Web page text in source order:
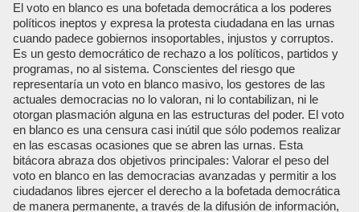
El voto en blanco es una bofetada democrática a los poderes
políticos ineptos y expresa la protesta ciudadana en las urnas
cuando padece gobiernos insoportables, injustos y corruptos.
Es un gesto democrático de rechazo a los políticos, partidos y
programas, no al sistema. Conscientes del riesgo que
representaría un voto en blanco masivo, los gestores de las
actuales democracias no lo valoran, ni lo contabilizan, ni le
otorgan plasmación alguna en las estructuras del poder. El voto
en blanco es una censura casi inútil que sólo podemos realizar
en las escasas ocasiones que se abren las urnas. Esta
bitácora abraza dos objetivos principales: Valorar el peso del
voto en blanco en las democracias avanzadas y permitir a los
ciudadanos libres ejercer el derecho a la bofetada democrática
de manera permanente, a través de la difusión de información,